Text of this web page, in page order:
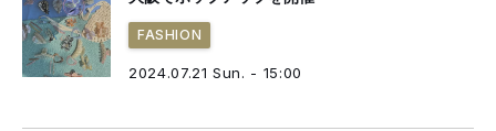
FASHION
2024.07.21 Sun. - 15:00